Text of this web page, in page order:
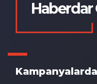
Haberdar